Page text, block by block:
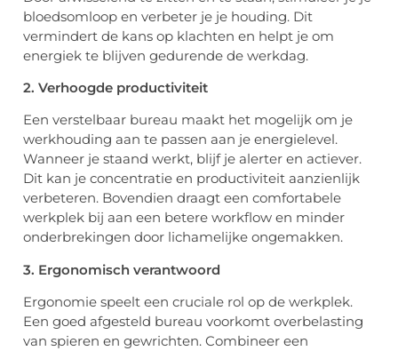
bloedsomloop en verbeter je je houding. Dit
vermindert de kans op klachten en helpt je om
energiek te blijven gedurende de werkdag.
2. Verhoogde productiviteit
Een verstelbaar bureau maakt het mogelijk om je
werkhouding aan te passen aan je energielevel.
Wanneer je staand werkt, blijf je alerter en actiever.
Dit kan je concentratie en productiviteit aanzienlijk
verbeteren. Bovendien draagt een comfortabele
werkplek bij aan een betere workflow en minder
onderbrekingen door lichamelijke ongemakken.
3. Ergonomisch verantwoord
Ergonomie speelt een cruciale rol op de werkplek.
Een goed afgesteld bureau voorkomt overbelasting
van spieren en gewrichten. Combineer een